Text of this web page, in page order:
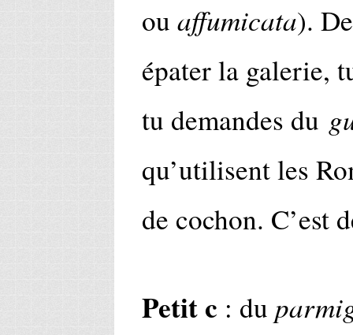
ou affumicata).
épater la galerie,
tu demandes du
qu’utilisent les
de cochon. C’est
Petit c : du